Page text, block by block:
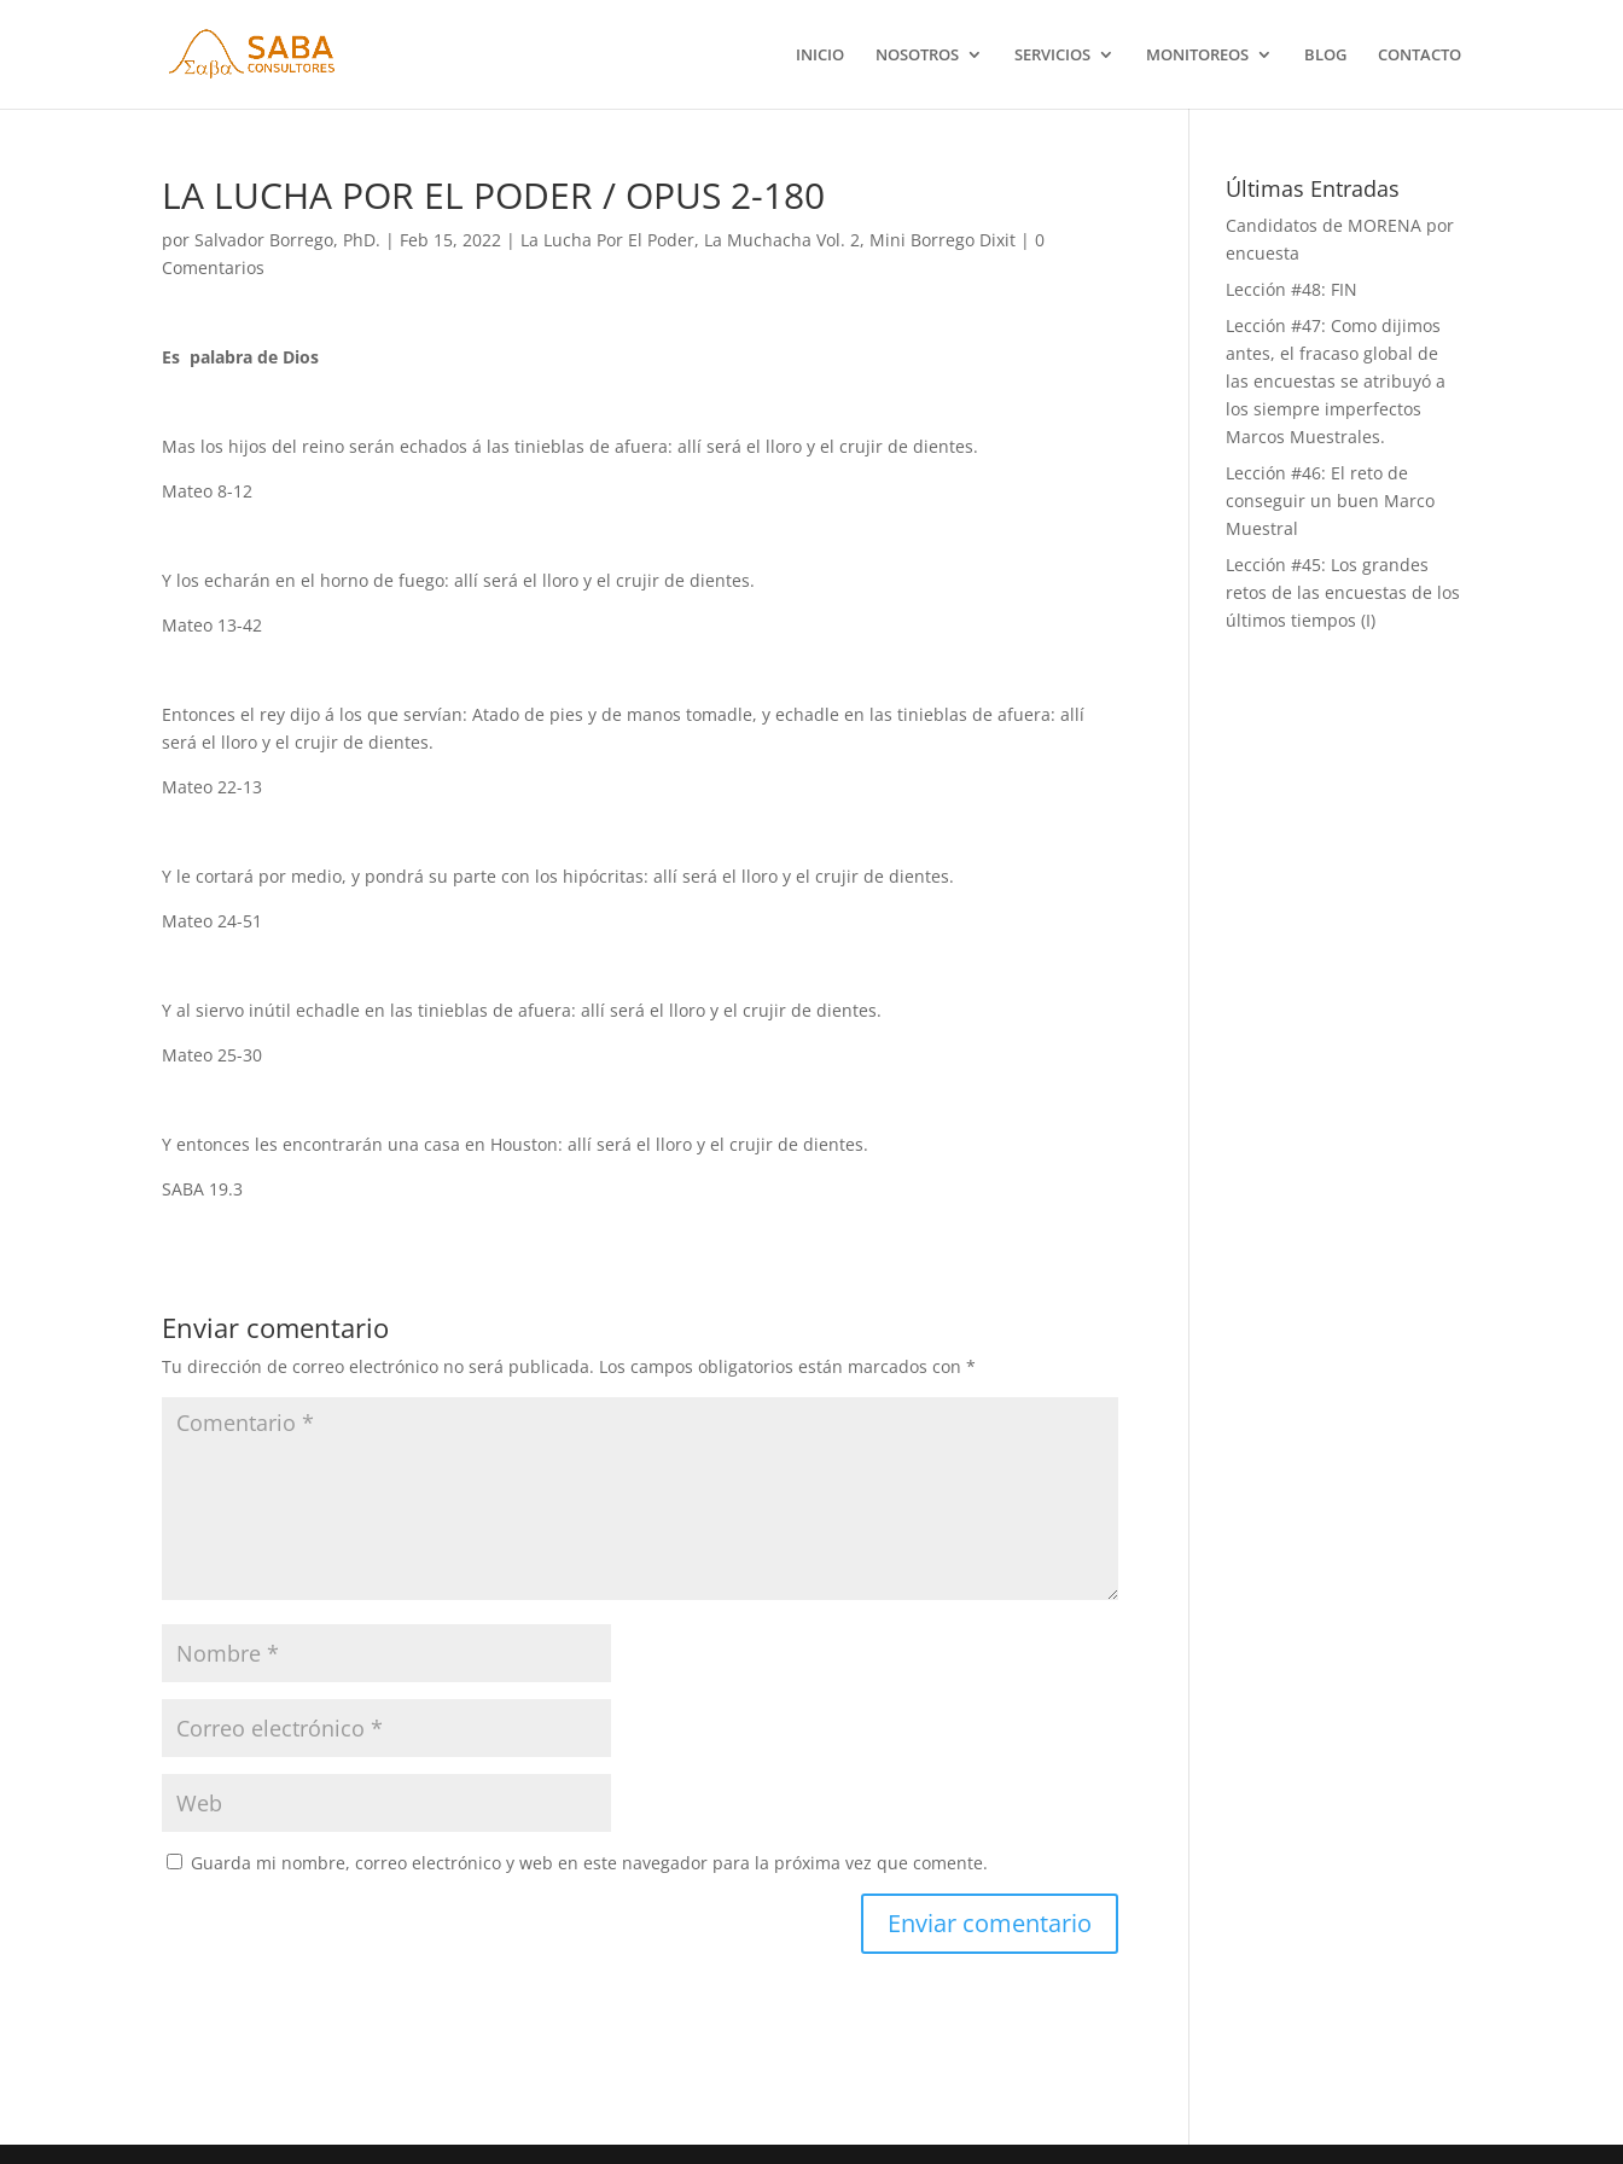
INICIO NOSOTROS SERVICIOS MONITOREOS BLOG CONTACTO
LA LUCHA POR EL PODER / OPUS 2-180
porSalvador Borrego, PhD. | Feb 15, 2022 | La Lucha Por El Poder, La Muchacha Vol. 2, Mini Borrego Dixit |0
Comentarios
Es palabra de Dios
Mas los hijos del reino serán echados á las tinieblas de afuera: allí será el lloro y el crujir de dientes.
Mateo 8-12
Y los echarán en el horno de fuego: allí será el lloro y el crujir de dientes.
Mateo 13-42
Entonces el rey dijo á los que servían: Atado de pies y de manos tomadle, y echadle en las tinieblas de afuera: allí
será el lloro y el crujir de dientes.
Mateo 22-13
Y le cortará por medio, y pondrá su parte con los hipócritas: allí será el lloro y el crujir de dientes.
Mateo 24-51
Y al siervo inútil echadle en las tinieblas de afuera: allí será el lloro y el crujir de dientes.
Mateo 25-30
Y entonces les encontrarán una casa en Houston: allí será el lloro y el crujir de dientes.
SABA 19.3
Enviar comentario
Tu dirección de correo electrónico no será publicada. Los campos obligatorios están marcados con*
Guarda mi nombre, correo electrónico y web en este navegador para la próxima vez que comente.
Últimas Entradas
Candidatos de MORENA por
encuesta
Lección #48: FIN
Lección #47: Como dijimos
antes, el fracaso global de
las encuestas se atribuyó a
los siempre imperfectos
Marcos Muestrales.
Lección #46: El reto de
conseguir un buen Marco
Muestral
Lección #45: Los grandes
retos de las encuestas de los
últimos tiempos (I)